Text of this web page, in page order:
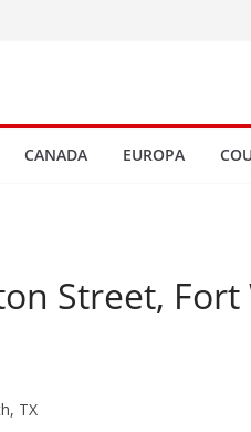
CANADA EUROPA
Street,
TX